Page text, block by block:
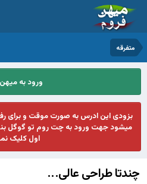
متفرقه
ورود به
بزودی این ادرس به صورت موقت و برای
میشود جهت ورود به چت روم تو گوگل
اول کلیک
چندتا طراحی عالی...